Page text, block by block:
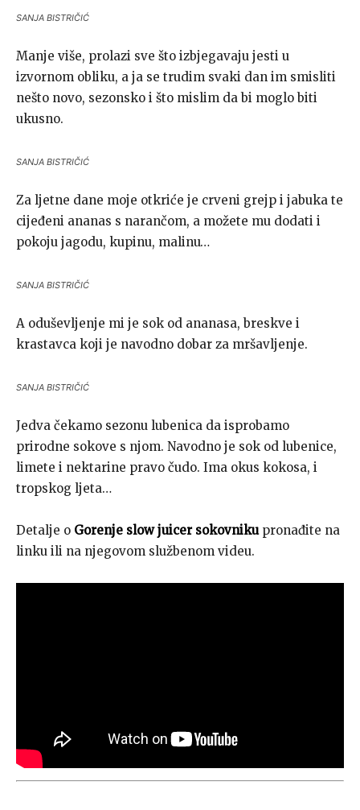
SANJA BISTRIČIĆ
Manje više, prolazi sve što izbjegavaju jesti u
izvornom obliku, a ja se trudim svaki dan im smisliti
nešto novo, sezonsko i što mislim da bi moglo biti
ukusno.
SANJA BISTRIČIĆ
Za ljetne dane moje otkriće je crveni grejp i jabuka te
cijeđeni ananas s narančom, a možete mu dodati i
pokoju jagodu, kupinu, malinu…
SANJA BISTRIČIĆ
A oduševljenje mi je sok od ananasa, breskve i
krastavca koji je navodno dobar za mršavljenje.
SANJA BISTRIČIĆ
Jedva čekamo sezonu lubenica da isprobamo
prirodne sokove s njom. Navodno je sok od lubenice,
limete i nektarine pravo čudo. Ima okus kokosa, i
tropskog ljeta…
Detalje o Gorenje slow juicer sokovnikupronađite na
linku ili na njegovom službenom videu.